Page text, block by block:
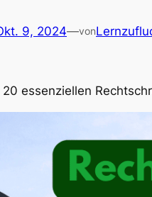
9, 2024—von
essenziellen